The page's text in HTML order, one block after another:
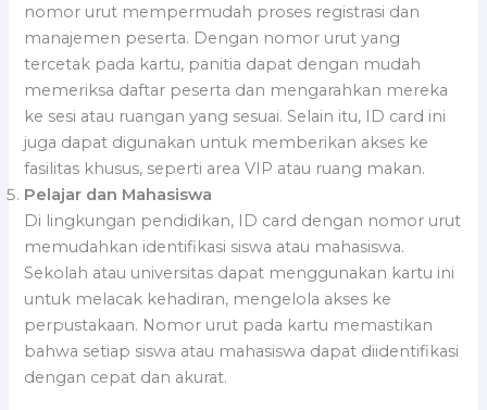
nomor urut mempermudah proses registrasi dan
manajemen peserta. Dengan nomor urut yang
tercetak pada kartu, panitia dapat dengan mudah
memeriksa daftar peserta dan mengarahkan mereka
ke sesi atau ruangan yang sesuai. Selain itu, ID card ini
juga dapat digunakan untuk memberikan akses ke
fasilitas khusus, seperti area VIP atau ruang makan.
Pelajar dan Mahasiswa
Di lingkungan pendidikan, ID card dengan nomor urut
memudahkan identifikasi siswa atau mahasiswa.
Sekolah atau universitas dapat menggunakan kartu ini
untuk melacak kehadiran, mengelola akses ke
perpustakaan. Nomor urut pada kartu memastikan
bahwa setiap siswa atau mahasiswa dapat diidentifikasi
dengan cepat dan akurat.